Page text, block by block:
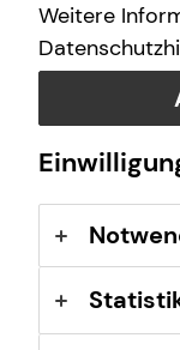
dieser
Weitere